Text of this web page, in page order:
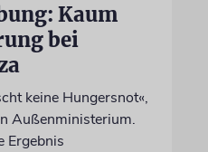
Kaum
bei
keine Hungersnot«,
Außenministerium.
Ergebnis